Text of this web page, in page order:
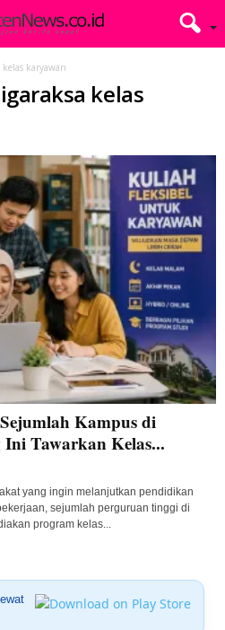
kelas karyawan
kelas
Kampus di
Tawarkan Kelas...
yang ingin melanjutkan pendidikan
sejumlah perguruan tinggi di
program kelas...